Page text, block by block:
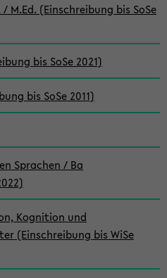
M.Ed. (Einschreibung bis SoSe
bis SoSe 2021)
bis SoSe 2011)
Sprachen / Ba
Kognition und
(Einschreibung bis WiSe